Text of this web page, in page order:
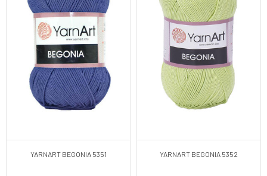
YARNART BEGONIA 5351 YARNART BEGONIA 5352